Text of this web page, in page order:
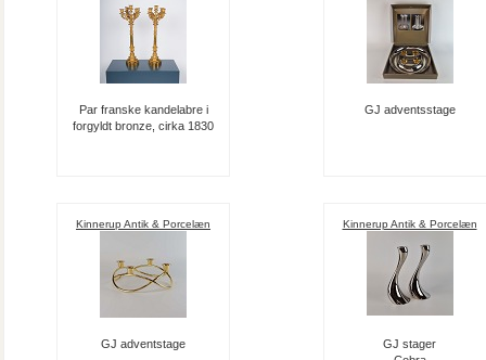
Par franske kandelabre i
forgyldt bronze, cirka 1830
GJ adventsstage
Kinnerup Antik & Porcelæn
GJ adventstage
Kinnerup Antik & Porcelæn
GJ stager